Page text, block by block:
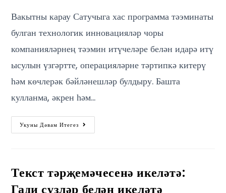
Вакытны карау Сатучыга хас программа тәэминаты
булган технологик инновацияләр чоры
компанияләрнең тәэмин итүчеләре белән идарә итү
ысулын үзгәртте, операцияләрне тәртипкә китерү
һәм көчлерәк бәйләнешләр булдыру. Башта
кулланма, әкрен һәм…
Укуны Дәвам Итегез
Текст тәрҗемәчесенә икеләтә:
Гади сүзләр белән икеләтә